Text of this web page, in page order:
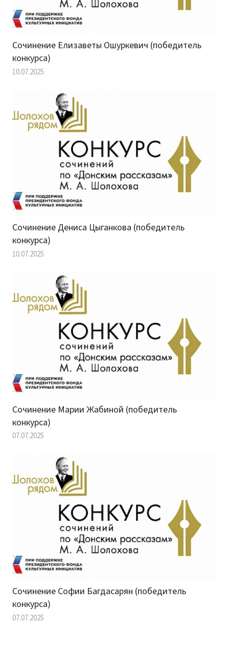
Сочинение Елизаветы Ошуркевич (победитель
конкурса)
10.07.2025
Сочинение Дениса Цыганкова (победитель
конкурса)
10.07.2025
Сочинение Марии Жабиной (победитель
конкурса)
07.07.2025
Сочинение Софии Багдасарян (победитель
конкурса)
07.07.2025